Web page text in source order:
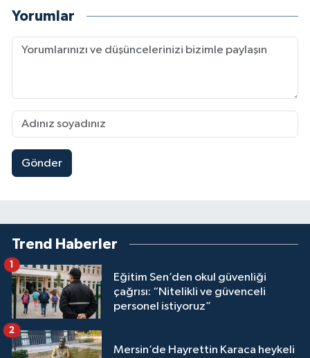
Yorumlar
Gönder
Trend Haberler
Eğitim Sen’den okul güvenliği
çağrısı: “Nitelikli ve güvenceli
personel istiyoruz”
1
Mersin’de Hayrettin Karaca heykeli
2